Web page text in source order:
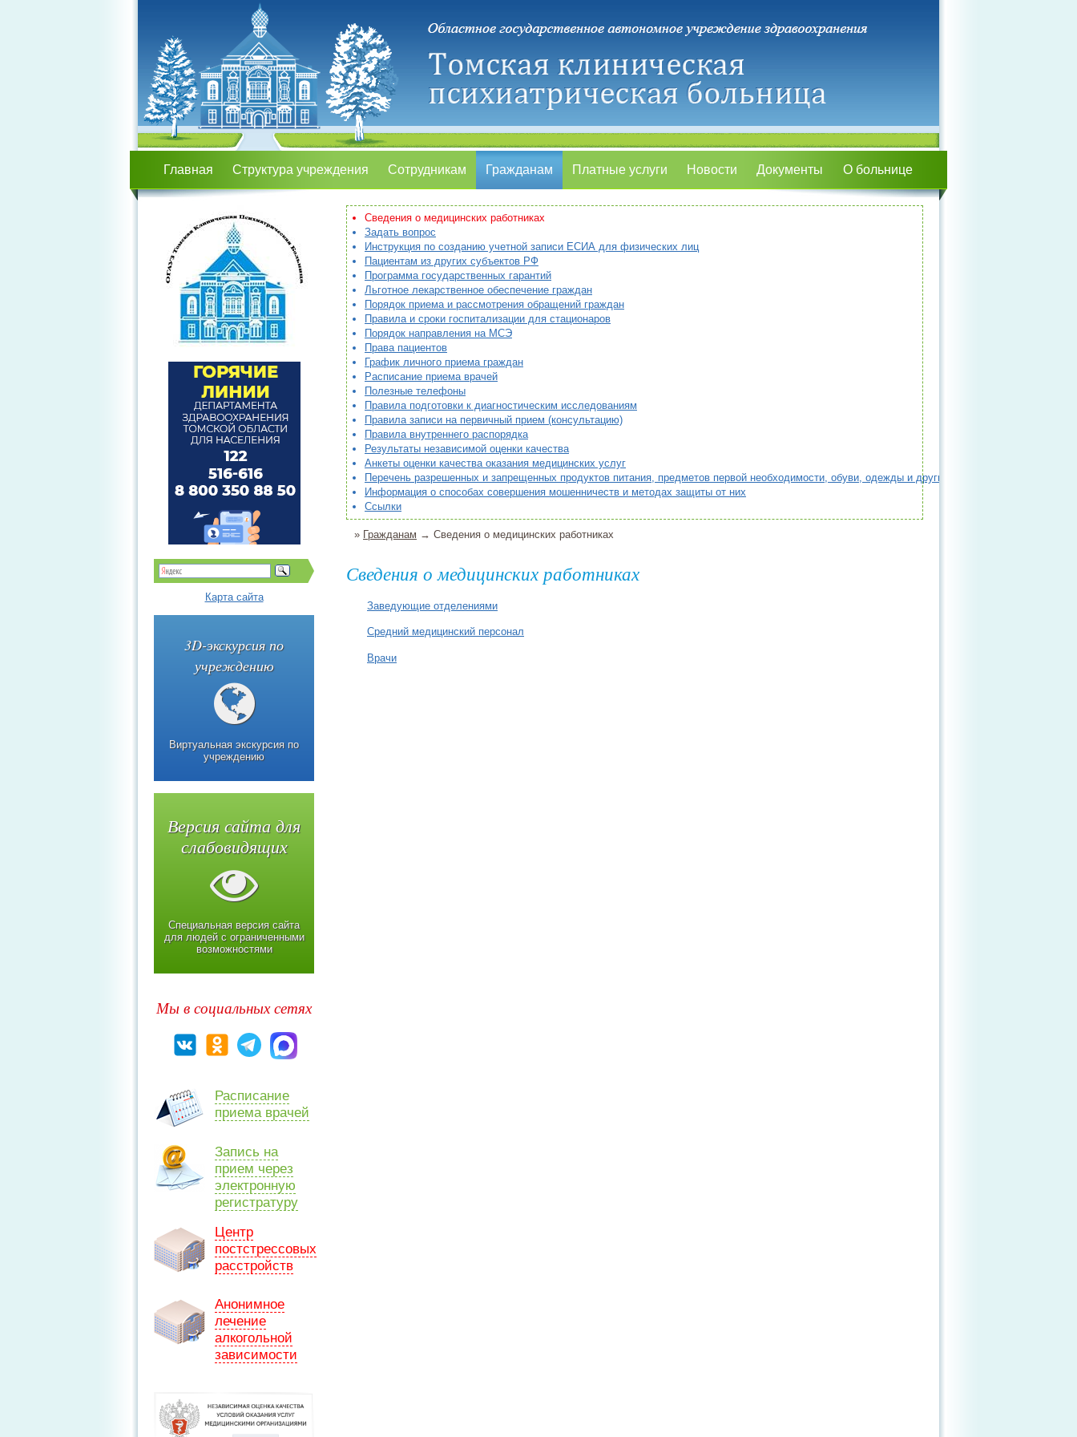
Главная Структура учреждения Сотрудникам Гражданам Платные услуги Новости Документы О больнице
Сведения о медицинских работниках
Задать вопрос
Инструкция по созданию учетной записи ЕСИА для физических лиц
Пациентам из других субъектов РФ
Программа государственных гарантий
Льготное лекарственное обеспечение граждан
Порядок приема и рассмотрения обращений граждан
Правила и сроки госпитализации для стационаров
Порядок направления на МСЭ
Права пациентов
График личного приема граждан
Расписание приема врачей
Полезные телефоны
Правила подготовки к диагностическим исследованиям
Правила записи на первичный прием (консультацию)
Правила внутреннего распорядка
Результаты независимой оценки качества
Анкеты оценки качества оказания медицинских услуг
Перечень разрешенных и запрещенных продуктов питания, предметов первой необходимости, обуви, одежды и других промышленных
Информация о способах совершения мошенничеств и методах защиты от них
Ссылки
» Гражданам → Сведения о медицинских работниках
Сведения о медицинских работниках
Заведующие отделениями
Средний медицинский персонал
Врачи
Карта сайта
3D-экскурсия по
учреждению
Виртуальная экскурсия по
учреждению
Версия сайта для
слабовидящих
Специальная версия сайта
для людей с ограниченными
возможностями
Мы в социальных сетях
Расписание
приема врачей
Запись на
прием через
электронную
регистратуру
Центр
постстрессовых
расстройств
Анонимное
лечение
алкогольной
зависимости